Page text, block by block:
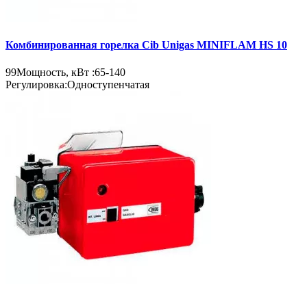
Комбинированная горелка Cib Unigas MINIFLAM HS 10
99Мощность, кВт :65-140
Регулировка:Одноступенчатая